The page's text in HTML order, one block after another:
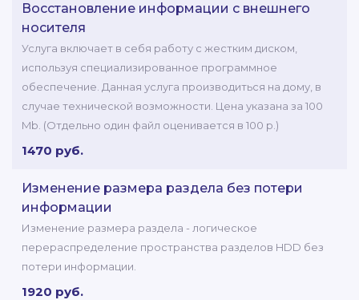
Восстановление информации с внешнего
носителя
Услуга включает в себя работу с жестким диском,
используя специализированное программное
обеспечение. Данная услуга производиться на дому, в
случае технической возможности. Цена указана за 100
Mb. (Отдельно один файл оценивается в 100 р.)
1470 руб.
Изменение размера раздела без потери
информации
Изменение размера раздела - логическое
перераспределение пространства разделов HDD без
потери информации.
1920 руб.